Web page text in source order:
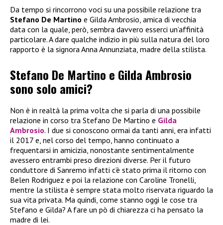
Da tempo si rincorrono voci su una possibile relazione tra
Stefano De Martino e Gilda Ambrosio, amica di vecchia
data con la quale, però, sembra davvero esserci un’affinità
particolare. A dare qualche indizio in più sulla natura del loro
rapporto è la signora Anna Annunziata, madre della stilista.
Stefano De Martino e Gilda Ambrosio
sono solo amici?
Non è in realtà la prima volta che si parla di una possibile
relazione in corso tra Stefano De Martino e Gilda
Ambrosio. I due si conoscono ormai da tanti anni, era infatti
il 2017 e, nel corso del tempo, hanno continuato a
frequentarsi in amicizia, nonostante sentimentalmente
avessero entrambi preso direzioni diverse. Per il futuro
conduttore di Sanremo infatti c’è stato prima il ritorno con
Belen Rodriguez e poi la relazione con Caroline Tronelli,
mentre la stilista è sempre stata molto riservata riguardo la
sua vita privata. Ma quindi, come stanno oggi le cose tra
Stefano e Gilda? A fare un pò di chiarezza ci ha pensato la
madre di lei.